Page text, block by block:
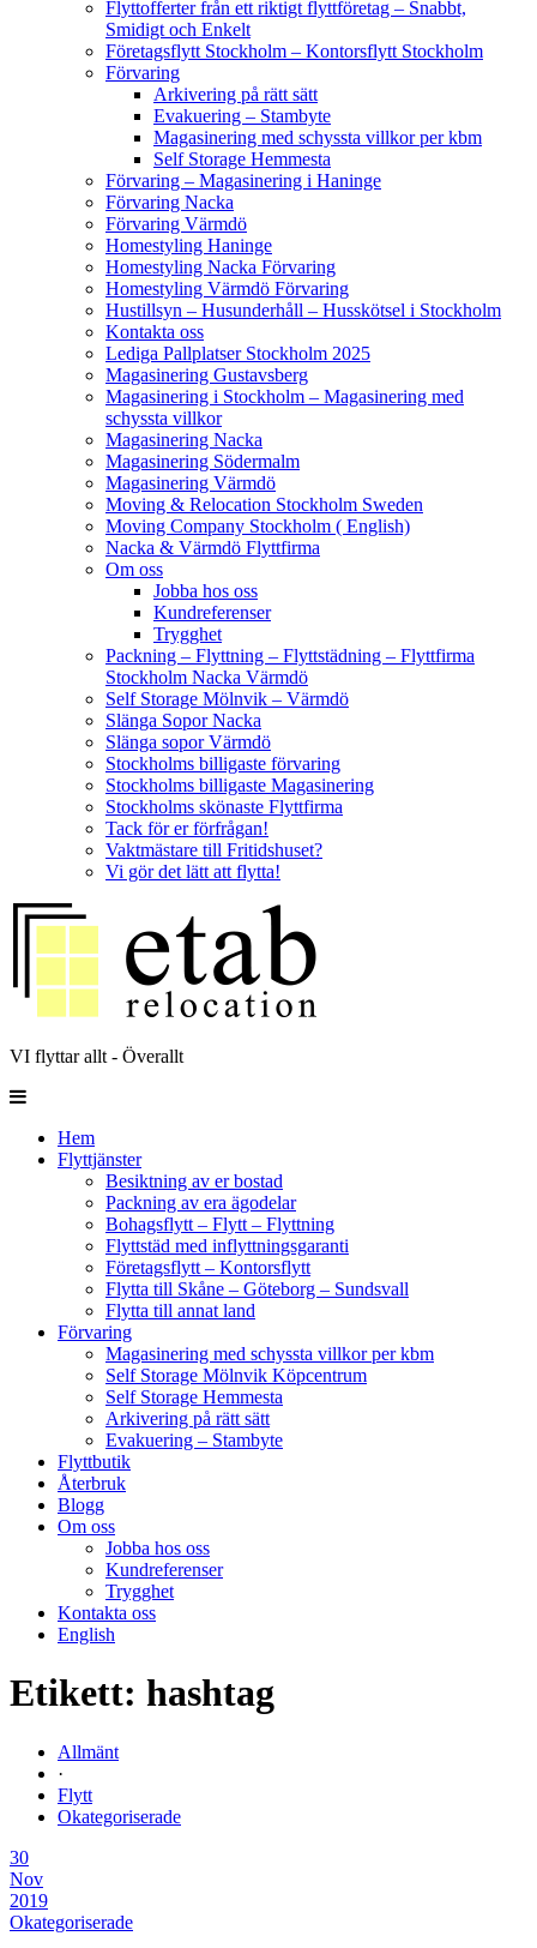
Flyttofferter från ett riktigt flyttföretag – Snabbt,
Smidigt och Enkelt
Företagsflytt Stockholm – Kontorsflytt Stockholm
Förvaring
Arkivering på rätt sätt
Evakuering – Stambyte
Magasinering med schyssta villkor per kbm
Self Storage Hemmesta
Förvaring – Magasinering i Haninge
Förvaring Nacka
Förvaring Värmdö
Homestyling Haninge
Homestyling Nacka Förvaring
Homestyling Värmdö Förvaring
Hustillsyn – Husunderhåll – Husskötsel i Stockholm
Kontakta oss
Lediga Pallplatser Stockholm 2025
Magasinering Gustavsberg
Magasinering i Stockholm – Magasinering med
schyssta villkor
Magasinering Nacka
Magasinering Södermalm
Magasinering Värmdö
Moving & Relocation Stockholm Sweden
Moving Company Stockholm ( English)
Nacka & Värmdö Flyttfirma
Om oss
Jobba hos oss
Kundreferenser
Trygghet
Packning – Flyttning – Flyttstädning – Flyttfirma
Stockholm Nacka Värmdö
Self Storage Mölnvik – Värmdö
Slänga Sopor Nacka
Slänga sopor Värmdö
Stockholms billigaste förvaring
Stockholms billigaste Magasinering
Stockholms skönaste Flyttfirma
Tack för er förfrågan!
Vaktmästare till Fritidshuset?
Vi gör det lätt att flytta!
VI flyttar allt - Överallt
Hem
Flyttjänster
Besiktning av er bostad
Packning av era ägodelar
Bohagsflytt – Flytt – Flyttning
Flyttstäd med inflyttningsgaranti
Företagsflytt – Kontorsflytt
Flytta till Skåne – Göteborg – Sundsvall
Flytta till annat land
Förvaring
Magasinering med schyssta villkor per kbm
Self Storage Mölnvik Köpcentrum
Self Storage Hemmesta
Arkivering på rätt sätt
Evakuering – Stambyte
Flyttbutik
Återbruk
Blogg
Om oss
Jobba hos oss
Kundreferenser
Trygghet
Kontakta oss
English
Etikett: hashtag
Allmänt
·
Flytt
Okategoriserade
30
Nov
2019
Okategoriserade